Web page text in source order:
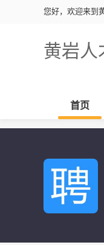
您好，欢迎来到
黄岩人
首页